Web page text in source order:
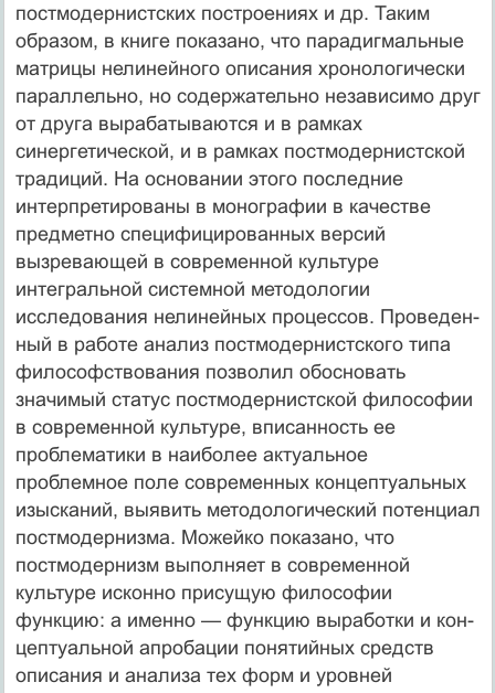
постмодернистских построениях и др. Таким
образом, в книге показано, что парадигмальные
матрицы нелинейного описания хронологически
парал­лельно, но содержательно независимо друг
от друга вы­рабатываются и в рамках
синергетической, и в рамках постмодернистской
традиций. На основании этого по­следние
интерпретированы в монографии в качестве
предметно специфицированных версий
вызревающей в современной культуре
интегральной системной методо­логии
исследования нелинейных процессов. Проведен­
ный в работе анализ постмодернистского типа
фило­софствования позволил обосновать
значимый статус постмодернистской философии
в современной культу­ре, вписанность ее
проблематики в наиболее актуальное
проблемное поле современных концептуальных
изыска­ний, выявить методологический потенциал
постмодер­низма. Можейко показано, что
постмодернизм выполня­ет в современной
культуре исконно присущую филосо­фии
функцию: а именно — функцию выработки и кон­
цептуальной апробации понятийных средств
описания и анализа тех форм и уровней